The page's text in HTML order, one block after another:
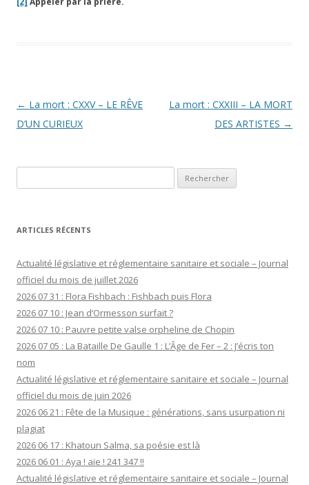
Navigation
des
← La mort : CXXV – LE RÊVE
D’UN CURIEUX
La mort : CXXIII – LA MORT
DES ARTISTES →
ARTICLES RÉCENTS
Actualité législative et réglementaire sanitaire et sociale – Journal
officiel du mois de juillet 2026
2026 07 31 : Flora Fishbach : Fishbach puis Flora
2026 07 10 : Jean d’Ormesson surfait ?
2026 07 10 : Pauvre petite valse orpheline de Chopin
2026 07 05 : La Bataille De Gaulle 1 : L’Âge de Fer – 2 : J’écris ton
nom
Actualité législative et réglementaire sanitaire et sociale – Journal
officiel du mois de juin 2026
2026 06 21 : Fête de la Musique : générations, sans usurpation ni
plagiat
2026 06 17 : Khatoun Salma, sa poésie est là
2026 06 01 : Aya ! aïe ! 241 347 !!
Actualité législative et réglementaire sanitaire et sociale – Journal